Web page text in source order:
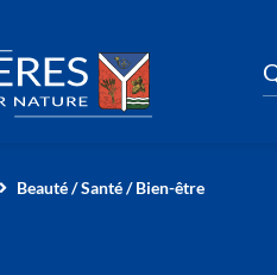
Beauté / Santé / Bien-être